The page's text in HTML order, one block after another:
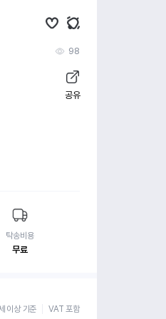
98
공유
탁송비용
무료
이상 기준 VAT 포함